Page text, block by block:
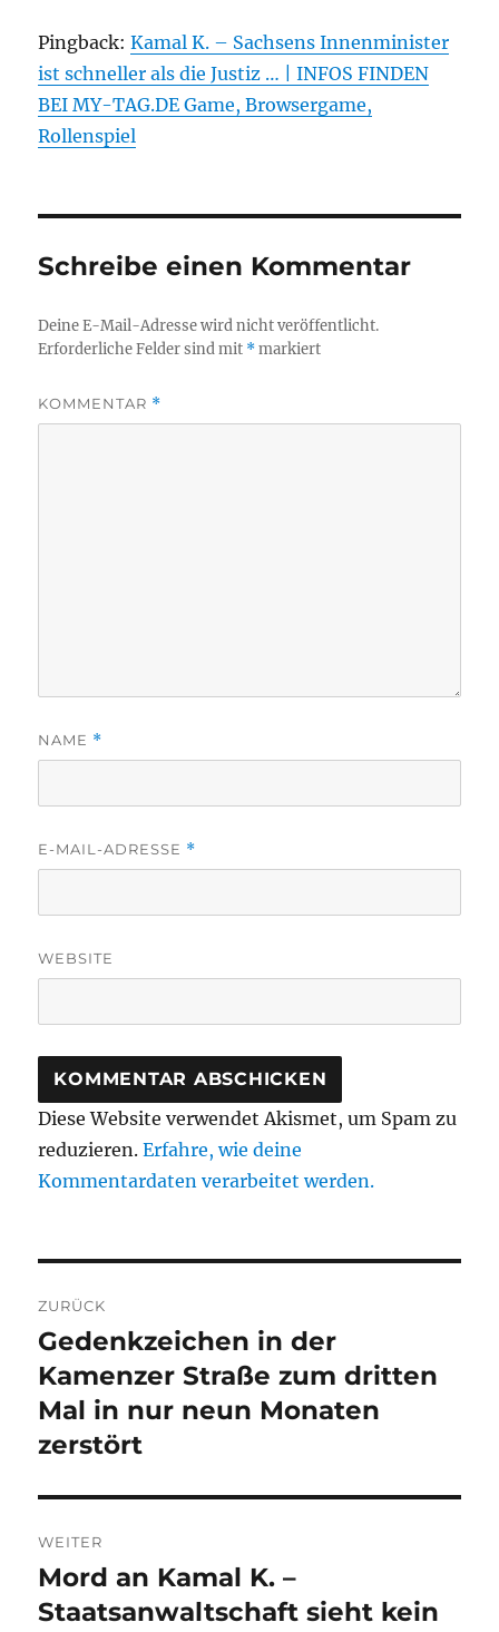
Pingback:Kamal K. – Sachsens Innenminister
ist schneller als die Justiz … | INFOS FINDEN
BEI MY-TAG.DE Game, Browsergame,
Rollenspiel
Schreibe einen Kommentar
Deine E-Mail-Adresse wird nicht veröffentlicht.
Erforderliche Felder sind mit *markiert
KOMMENTAR *
NAME *
E-MAIL-ADRESSE *
WEBSITE
Diese Website verwendet Akismet, um Spam zu
reduzieren.Erfahre, wie deine
Kommentardaten verarbeitet werden.
ZURÜCK
Vorheriger
Beitrag:
Gedenkzeichen in der
Kamenzer Straße zum dritten
Mal in nur neun Monaten
zerstört
WEITER
Nächster
Beitrag:
Mord an Kamal K. –
Staatsanwaltschaft sieht kein